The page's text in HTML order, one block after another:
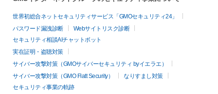
世界初総合ネットセキュリティサービス「GMOセキュリティ24」
パスワード漏洩診断
Webサイトリスク診断
セキュリティ相談AIチャットボット
実在証明・盗聴対策
サイバー攻撃対策（GMOサイバーセキュリティ byイエラエ）
サイバー攻撃対策（GMO Flatt Security）
なりすまし対策
セキュリティ事業の軌跡